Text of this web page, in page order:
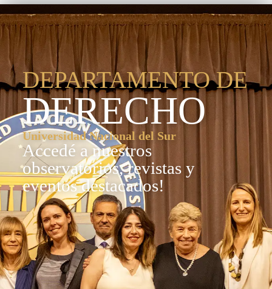
DEPARTAMENTO DE
DERECHO
Universidad Nacional del Sur
Accedé a nuestros
observatorios, revistas y
eventos destacados!